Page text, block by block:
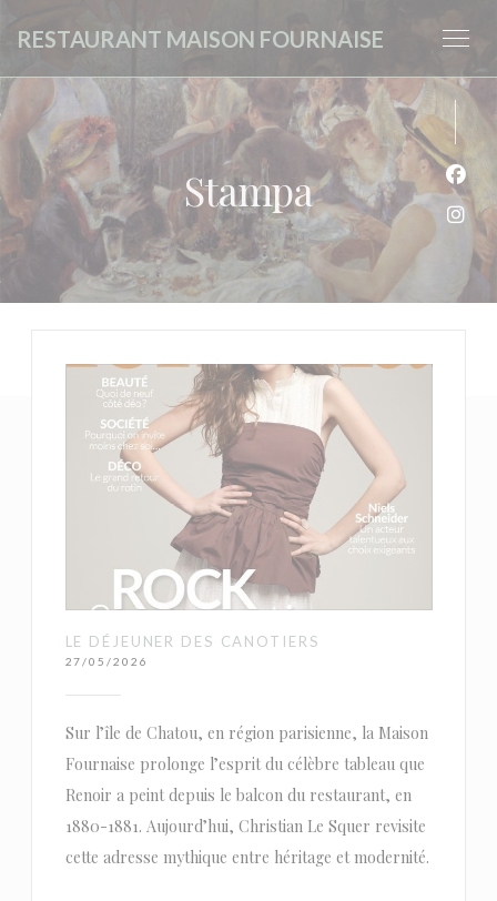
RESTAURANT MAISON FOURNAISE
Stampa
LE DÉJEUNER DES CANOTIERS
27/05/2026
Sur l’île de Chatou, en région parisienne, la Maison
Fournaise prolonge l’esprit du célèbre tableau que
Renoir a peint depuis le balcon du restaurant, en
1880-1881. Aujourd’hui, Christian Le Squer revisite
cette adresse mythique entre héritage et modernité.